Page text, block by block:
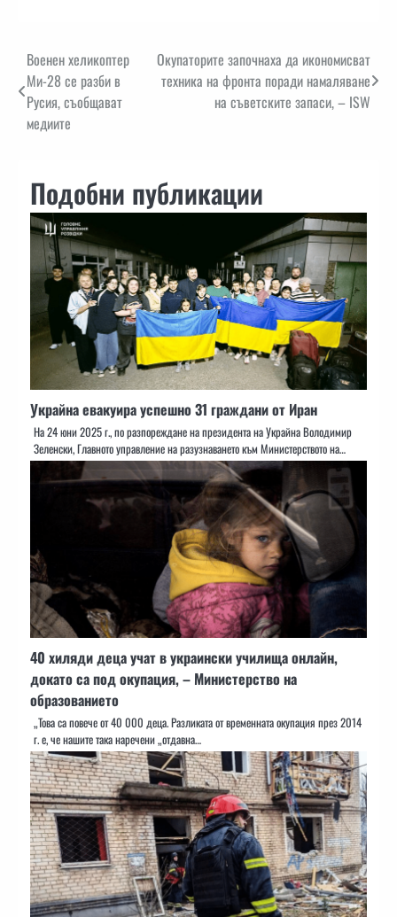
Навигация
Военен хеликоптер
Ми-28 се разби в
Русия, съобщават
медиите
Окупаторите започнаха да икономисват
техника на фронта поради намаляване
на съветските запаси, – ISW
Подобни публикации
Украйна евакуира успешно 31 граждани от Иран
На 24 юни 2025 г., по разпореждане на президента на Украйна Володимир
Зеленски, Главното управление на разузнаването към Министерството на…
40 хиляди деца учат в украински училища онлайн,
докато са под окупация, – Министерство на
образованието
„Това са повече от 40 000 деца. Разликата от временната окупация през 2014
г. е, че нашите така наречени „отдавна…